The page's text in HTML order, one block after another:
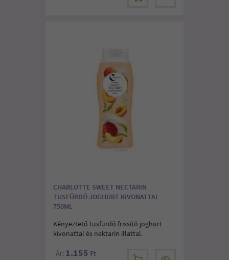
CHARLOTTE SWEET NECTARIN
TUSFÜRDŐ JOGHURT KIVONATTAL
750ML
Kényeztető tusfürdő frissítő joghurt
kivonattal és nektarin illattal.
Ár: 1.155 Ft